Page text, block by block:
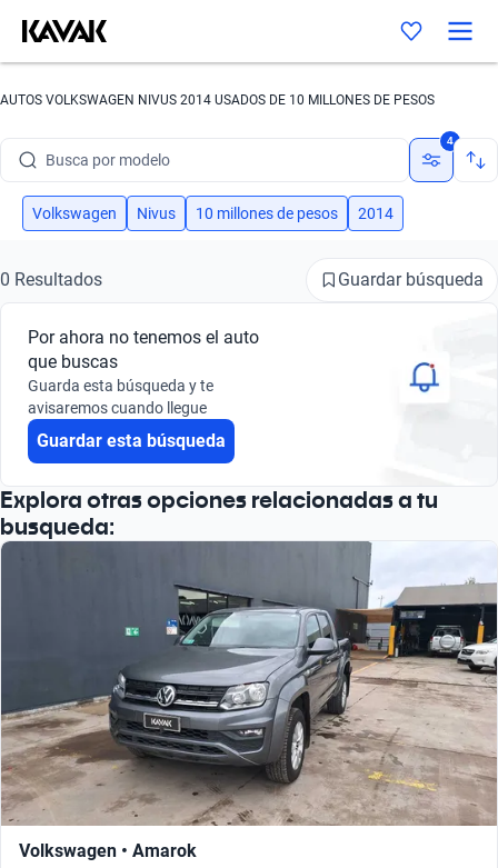
AUTOS VOLKSWAGEN NIVUS 2014 USADOS DE 10 MILLONES DE PESOS
Busca por modelo
Busca por versión
Busca por marca
Busca por modelo
Busca por versión
4
Volkswagen Nivus 10 millones de pesos 2014
0 Resultados Guardar búsqueda
Por ahora no tenemos el auto
que buscas
Guarda esta búsqueda y te
avisaremos cuando llegue
Guardar esta búsqueda
Explora otras opciones relacionadas a tu
busqueda:
Volkswagen • Amarok